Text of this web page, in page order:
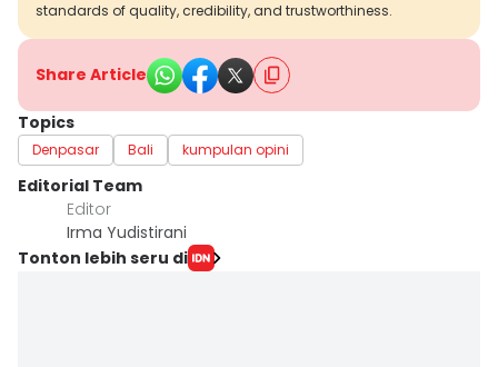
standards of quality, credibility, and trustworthiness.
Share Article
Topics
Denpasar Bali kumpulan opini
Editorial Team
Editor
Irma Yudistirani
Tonton lebih seru di